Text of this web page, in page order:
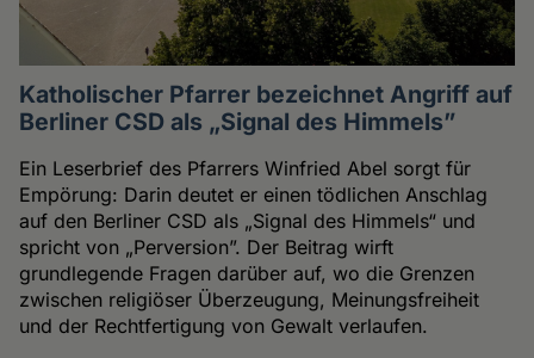
Katholischer Pfarrer bezeichnet Angriff auf
Berliner CSD als „Signal des Himmels”
Ein Leserbrief des Pfarrers Winfried Abel sorgt für
Empörung: Darin deutet er einen tödlichen Anschlag
auf den Berliner CSD als „Signal des Himmels“ und
spricht von „Perversion”. Der Beitrag wirft
grundlegende Fragen darüber auf, wo die Grenzen
zwischen religiöser Überzeugung, Meinungsfreiheit
und der Rechtfertigung von Gewalt verlaufen.